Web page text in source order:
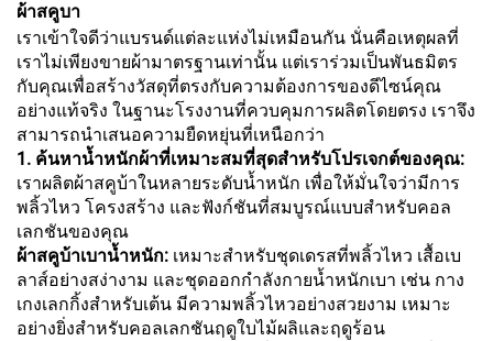
ผ้าสคูบา
เราเข้าใจดีว่าแบรนด์แต่ละแห่งไม่เหมือนกัน นั่นคือเหตุผลที่
เราไม่เพียงขายผ้ามาตรฐานเท่านั้น แต่เราร่วมเป็นพันธมิตร
กับคุณเพื่อสร้างวัสดุที่ตรงกับความต้องการของดีไซน์คุณ
อย่างแท้จริง ในฐานะโรงงานที่ควบคุมการผลิตโดยตรง เราจึง
สามารถนำเสนอความยืดหยุ่นที่เหนือกว่า
1. ค้นหาน้ำหนักผ้าที่เหมาะสมที่สุดสำหรับโปรเจกต์ของคุณ:
เราผลิตผ้าสคูบ้าในหลายระดับน้ำหนัก เพื่อให้มั่นใจว่ามีการ
พลิ้วไหว โครงสร้าง และฟังก์ชันที่สมบูรณ์แบบสำหรับคอล
เลกชันของคุณ
ผ้าสคูบ้าเบาน้ำหนัก: เหมาะสำหรับชุดเดรสที่พลิ้วไหว เสื้อเบ
ลาส์อย่างสง่างาม และชุดออกกำลังกายน้ำหนักเบา เช่น กาง
เกงเลกกิ้งสำหรับเต้น มีความพลิ้วไหวอย่างสวยงาม เหมาะ
อย่างยิ่งสำหรับคอลเลกชันฤดูใบไม้ผลิและฤดูร้อน